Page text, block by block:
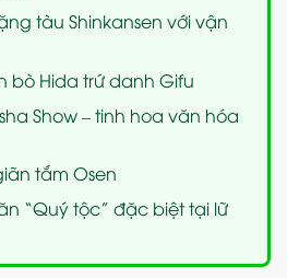
tàu Shinkansen với vận
bò Hida trứ danh Gifu
Show – tinh hoa văn hóa
tắm Osen
“Quý tộc” đặc biệt tại lữ